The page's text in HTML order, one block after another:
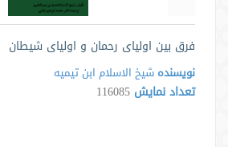
فرق بین اولیای رحمان و اولیای شیطان
نویسنده شیخ الاسلام ابن تیمیه
تعداد نمایش 116085